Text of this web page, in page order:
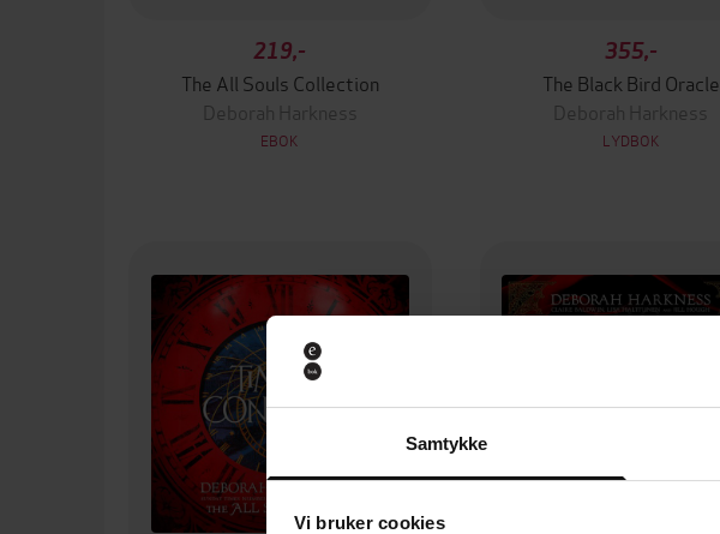
Samtykke
Vi bruker cookies
219,-
The All Souls Collection
Deborah Harkness
EBOK
355,-
The Black Bird Oracle
Deborah Harkness
LYDBOK